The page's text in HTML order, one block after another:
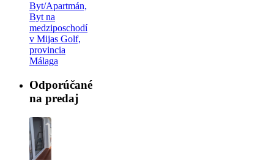
Byt/Apartmán,
Byt na
medziposchodí
v Mijas Golf,
provincia
Málaga
Odporúčané
na predaj